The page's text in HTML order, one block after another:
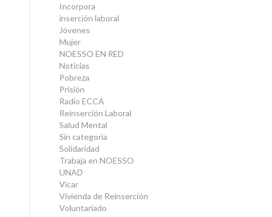
Incorpora
inserción laboral
Jóvenes
Mujer
NOESSO EN RED
Noticias
Pobreza
Prisión
Radio ECCA
Reinserción Laboral
Salud Mental
Sin categoría
Solidaridad
Trabaja en NOESSO
UNAD
Vícar
Vivienda de Reinserción
Voluntariado